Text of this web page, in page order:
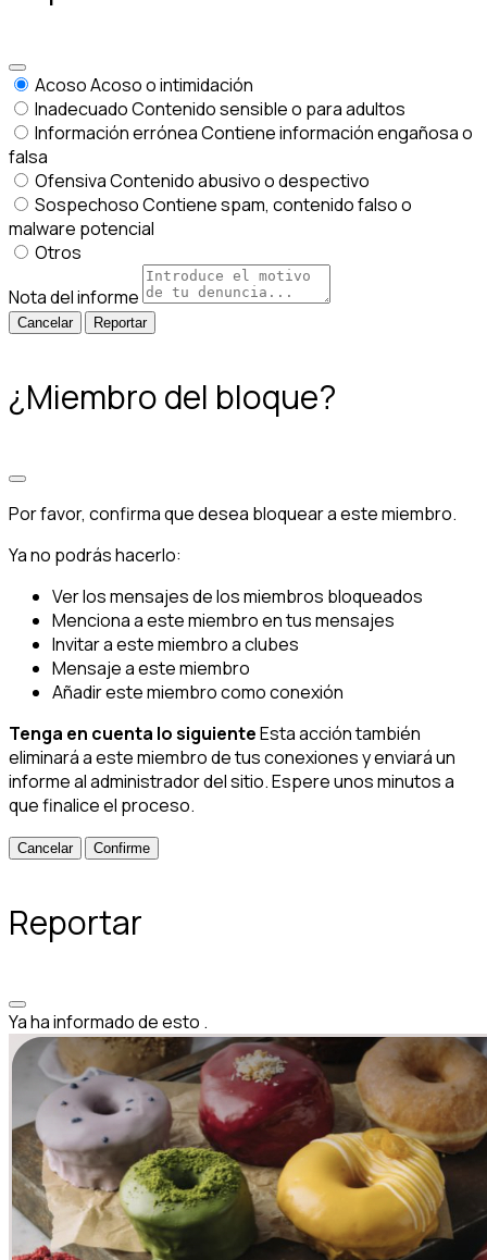
AcosoAcoso o intimidación
InadecuadoContenido sensible o para adultos
Información erróneaContiene información engañosa o
falsa
OfensivaContenido abusivo o despectivo
SospechosoContiene spam, contenido falso o
malware potencial
Otros
Nota del informe
Reportar
¿Miembro del bloque?
Por favor, confirma que desea bloquear a este miembro.
Ya no podrás hacerlo:
Ver los mensajes de los miembros bloqueados
Menciona a este miembro en tus mensajes
Invitar a este miembro a clubes
Mensaje a este miembro
Añadir este miembro como conexión
Tenga en cuenta lo siguienteEsta acción también
eliminará a este miembro de tus conexiones y enviará un
informe al administrador del sitio. Espere unos minutos a
que finalice el proceso.
Confirme
Reportar
Ya ha informado de esto .